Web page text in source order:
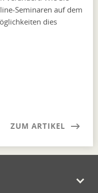
Seminaren auf dem
dies
ZUM ARTIKEL